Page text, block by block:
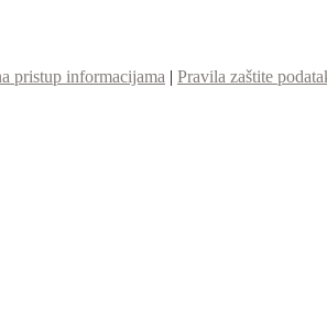
pristup informacijama | Pravila zaštite